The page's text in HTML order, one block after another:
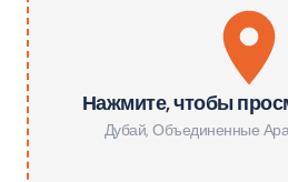
Нажмите, чтобы
Дубай, Объединенные